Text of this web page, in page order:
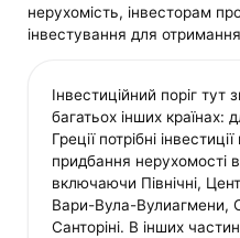
нерухомість, інвесторам
інвестування для отримання
Інвестиційний поріг
багатьох інших країнах:
Греції потрібні
придбання нерухомості
включаючи Північні,
Вари-Вула-Вулиагмени,
Санторіні. В інших